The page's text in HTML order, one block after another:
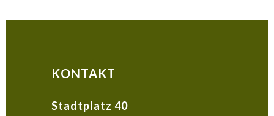
KONTAKT
Stadtplatz 40